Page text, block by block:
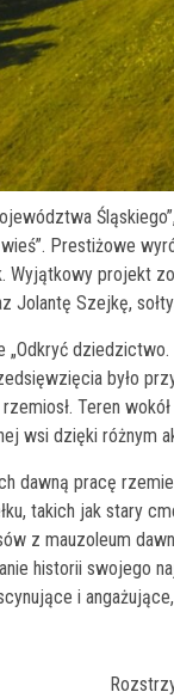
Prestiżowe
projekt
Jolantę Szejkę,
dziedzictwo.
było
Teren
wsi dzięki różnym
dawną pracę
takich jak stary
z mauzoleum
historii swojego
i